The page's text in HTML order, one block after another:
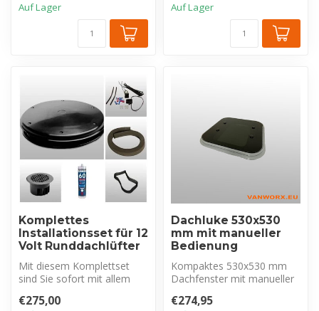
Auf Lager Auf Lager
Komplettes
Installationsset für 12
Volt Runddachlüfter
Mit diesem Komplettset
sind Sie sofort mit allem
fachgerecht...
€275,00
Dachluke 530x530
mm mit manueller
Bedienung
Kompaktes 530x530 mm
Dachfenster mit manueller
& Wohnwag...
€274,95